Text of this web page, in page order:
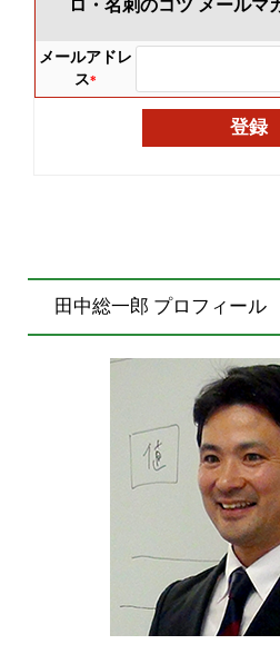
ロ・名刺のコツ メールマ
メールアドレ
ス*
田中総一郎 プロフィール